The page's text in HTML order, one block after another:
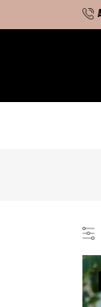
Hiver : Livraison